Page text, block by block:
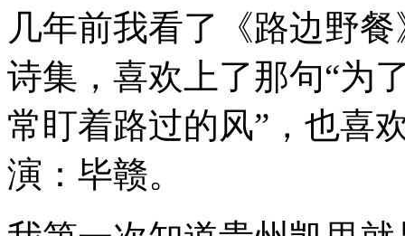
几年前我看了《路边野
诗集，喜欢上了那句“为
常盯着路过的风” ，也喜
演：毕赣。